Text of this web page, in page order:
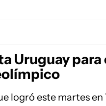
Uruguay
logró este martes